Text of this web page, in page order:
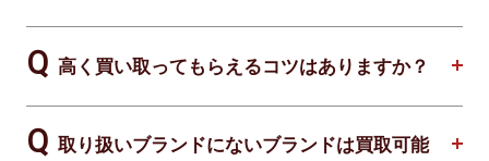
高く買い取ってもらえるコツはありますか？
取り扱いブランドにないブランドは買取可能